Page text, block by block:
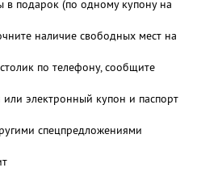
в подарок (по одному купону на
наличие свободных мест на
по телефону, сообщите
электронный купон и паспорт
спецпредложениями